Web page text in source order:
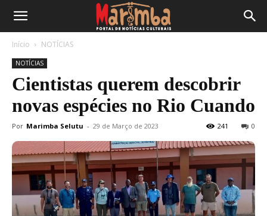
Início NOTÍCIAS
NOTÍCIAS
Cientistas querem descobrir
novas espécies no Rio Cuando
Por Marimba Selutu - 29 de Março de 2023 0
241